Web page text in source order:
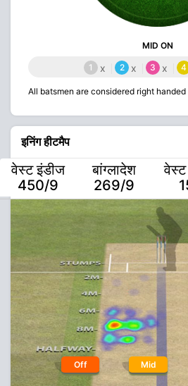
MID ON
1 x 2 x 3 x 4
All batsmen are considered right handed
इनिंग हीटमैप
वेस्ट इंडीज
450/9
बांग्लादेश
269/9
Off Mid